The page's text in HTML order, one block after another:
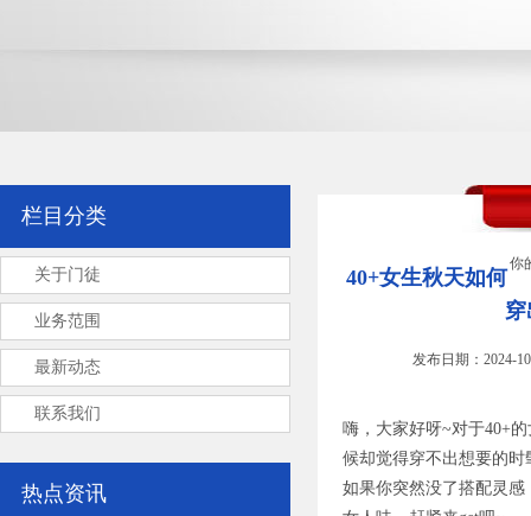
你
40+女生秋天如何
穿
发布日期：2024-
嗨，大家好呀~对于40+
候却觉得穿不出想要的时
如果你突然没了搭配灵
栏目分类
关于门徒
业务范围
最新动态
联系我们
热点资讯